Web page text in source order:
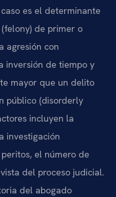
es el determinante
de primer o
agresión con
inversión de tiempo y
mayor que un delito
público (disorderly
incluyen la
investigación
el número de
del proceso judicial.
del abogado